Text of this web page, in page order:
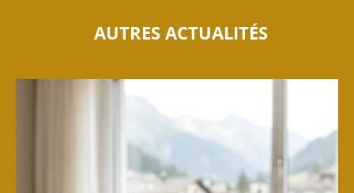
AUTRES ACTUALITÉS